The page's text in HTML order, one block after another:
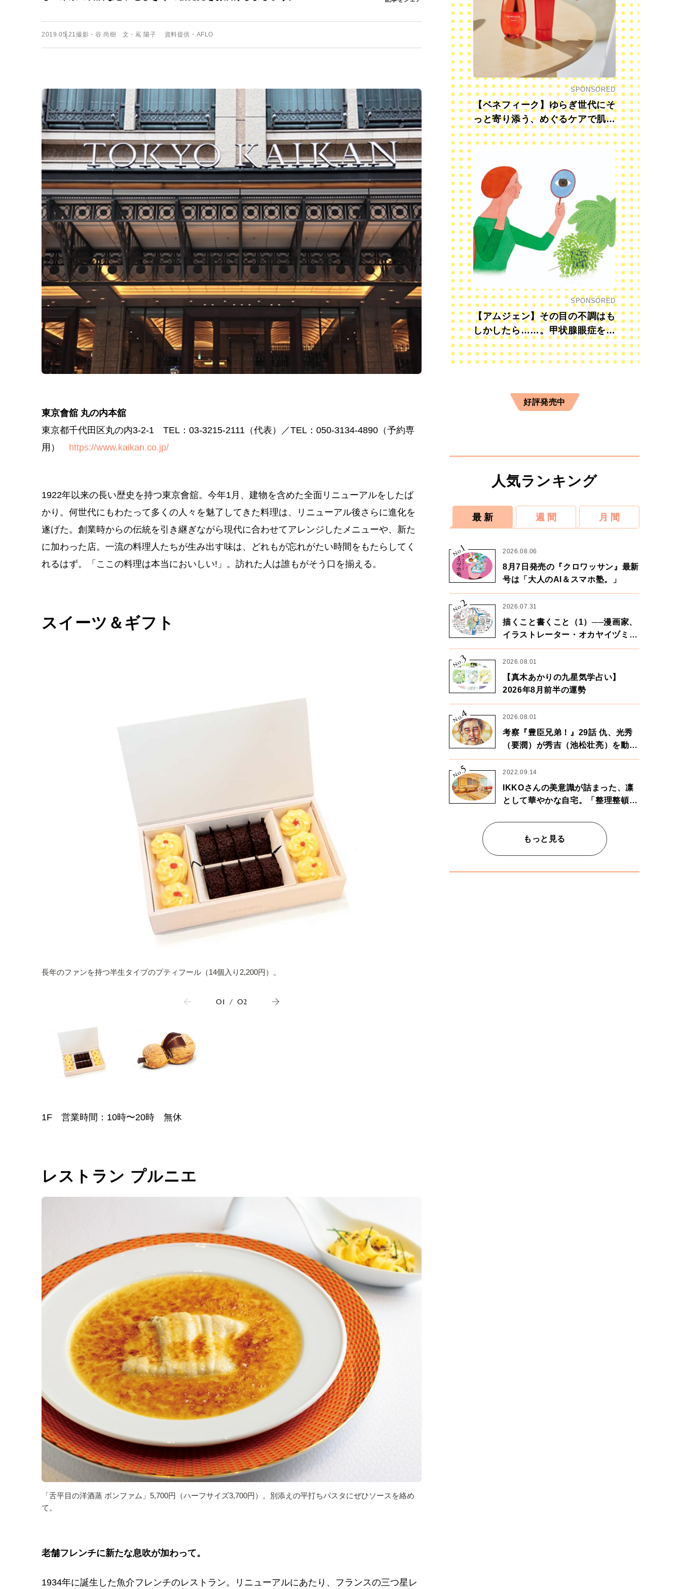
2019.05.21撮影・谷 尚樹 文・嶌 陽子 資料提供・AFLO
東京會舘 丸の内本舘
東京都千代田区丸の内3-2-1 TEL：03-3215-2111（代表）／TEL：050-3134-4890（予約専
用） https://www.kaikan.co.jp/
1922年以来の長い歴史を持つ東京會舘。今年1月、建物を含めた全面リニューアルをしたば
かり。何世代にもわたって多くの人々を魅了してきた料理は、リニューアル後さらに進化を
遂げた。創業時からの伝統を引き継ぎながら現代に合わせてアレンジしたメニューや、新た
に加わった店。一流の料理人たちが生み出す味は、どれもが忘れがたい時間をもたらしてく
れるはず。「ここの料理は本当においしい!」。訪れた人は誰もがそう口を揃える。
スイーツ＆ギフト
長年のファンを持つ半生タイプのプティフール（14個入り2,200円）。
01 / 02
1F 営業時間：10時〜20時 無休
レストラン プルニエ
「舌平目の洋酒蒸 ボンファム」5,700円（ハーフサイズ3,700円）。別添えの平打ちパスタにぜひソースを絡め
て。
老舗フレンチに新たな息吹が加わって。
1934年に誕生した魚介フレンチのレストラン。リニューアルにあたり、フランスの三つ星レ
SPONSORED
【ベネフィーク】ゆらぎ世代にそ
っと寄り添う、めぐるケアで肌も
心も前向きに
SPONSORED
【アムジェン】その目の不調はも
しかしたら……。甲状腺眼症を知
っていますか？
好評発売中
人気ランキング
最 新 週 間 月 間
No.
1 2026.08.06
8月7日発売の『クロワッサン』最新
号は「大人のAI＆スマホ塾。」
No.2 2026.07.31
描くこと書くこと（1）──漫画家、
イラストレーター・オカヤイヅミさ
ん×漫画家・鶴谷香央理さん
No.
3 2026.08.01
【真木あかりの九星気学占い】
2026年8月前半の運勢
No.
4 2026.08.01
考察『豊臣兄弟！』29話 仇、光秀
（要潤）が秀吉（池松壮亮）を動か
す。天下に向けた兄弟の分岐点。
No.
5 2022.09.14
IKKOさんの美意識が詰まった、凛
として華やかな自宅。「整理整頓は
もっと見る